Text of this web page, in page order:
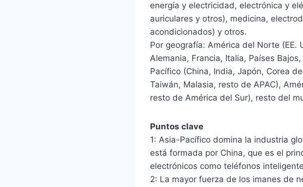
energía y electricidad, electrónica y
auriculares y otros), medicina,
acondicionados) y otros.
Por geografía: América del Norte (EE.
Alemania, Francia, Italia, Países
Pacífico (China, India, Japón, Corea
Taiwán, Malasia, resto de APAC),
resto de América del Sur), resto del
Puntos clave
1: Asia-Pacífico domina la industria
está formada por China, que es el
electrónicos como teléfonos
2: La mayor fuerza de los imanes de